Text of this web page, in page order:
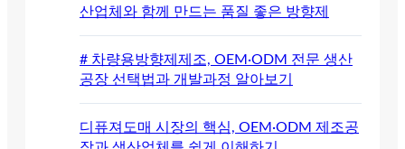
산업체와 함께 만드는 품질 좋은 방향제
# 차량용방향제제조, OEM·ODM 전문 생산
공장 선택법과 개발과정 알아보기
디퓨져도매 시장의 핵심, OEM·ODM 제조공